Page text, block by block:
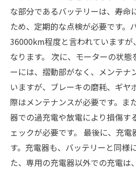
な部分であるバッテリーは、寿命
ため、定期的な点検が必要です。
36000km程度と言われていますが
なります。 次に、モーターの状態
ーには、摺動部がなく、メンテナ
いますが、ブレーキの磨耗、ギヤ
際はメンテナンスが必要です。ま
器での過充電や放電により損傷す
ェックが必要です。 最後に、充
す。充電器も、バッテリーと同様
た、専用の充電器以外での充電は